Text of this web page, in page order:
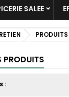
SALEE
PRODUITS
: